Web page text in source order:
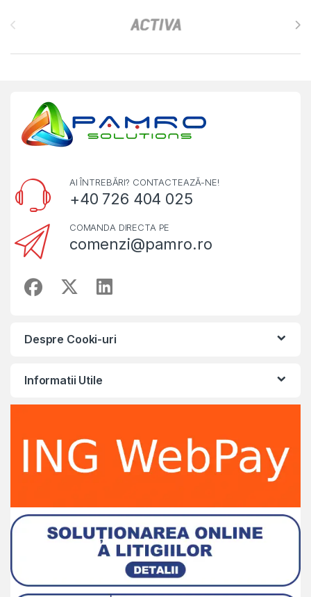
AI ÎNTREBĂRI? CONTACTEAZĂ-NE!
+40 726 404 025
COMANDA DIRECTA PE
comenzi@pamro.ro
Despre Cooki-uri
Informatii Utile